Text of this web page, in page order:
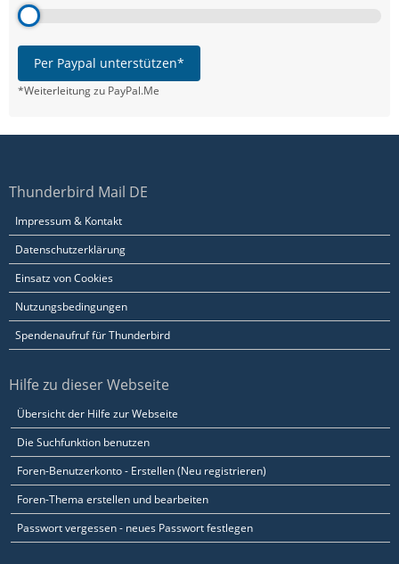
Per Paypal unterstützen*
*Weiterleitung zu PayPal.Me
Thunderbird Mail DE
Impressum & Kontakt
Datenschutzerklärung
Einsatz von Cookies
Nutzungsbedingungen
Spendenaufruf für Thunderbird
Hilfe zu dieser Webseite
Übersicht der Hilfe zur Webseite
Die Suchfunktion benutzen
Foren-Benutzerkonto - Erstellen (Neu registrieren)
Foren-Thema erstellen und bearbeiten
Passwort vergessen - neues Passwort festlegen